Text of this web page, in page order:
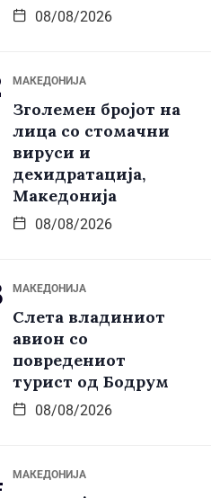
08/08/2026
МАКЕДОНИЈА
Зголемен бројот на
лица со стомачни
вируси и
дехидратација,
Македонија
08/08/2026
МАКЕДОНИЈА
Слета владиниот
авион со
повредениот
турист од Бодрум
08/08/2026
МАКЕДОНИЈА